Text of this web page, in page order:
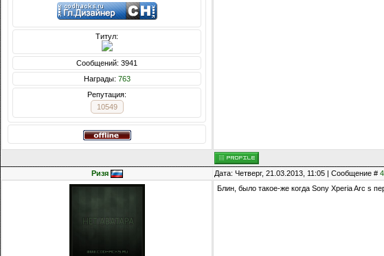
Титул:
Сообщений: 3941
Награды: 763
Репутация:
10549
Ризя Дата: Четверг, 21.03.2013, 11:05 | Сообщение # 4
Блин, было такое-же когда Sony Xperia Arc s